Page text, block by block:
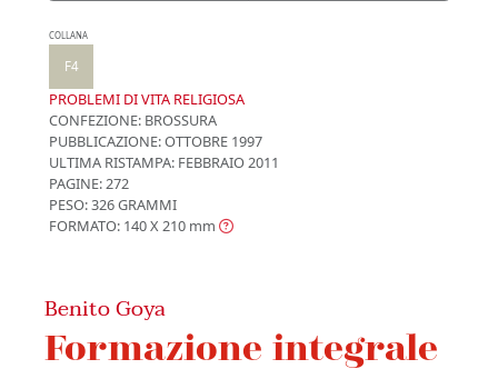
COLLANA
F4
PROBLEMI DI VITA RELIGIOSA
CONFEZIONE: BROSSURA
PUBBLICAZIONE:OTTOBRE 1997
ULTIMA RISTAMPA: FEBBRAIO 2011
PAGINE: 272
PESO: 326 GRAMMI
FORMATO: 140 X 210 mm
Benito Goya
Formazione integrale